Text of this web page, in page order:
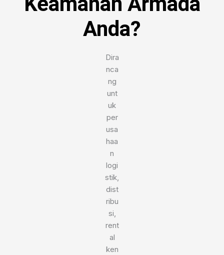
Anda?
Dira
nca
ng
unt
uk
per
usa
haa
n
logi
stik,
dist
ribu
si,
rent
al
ken